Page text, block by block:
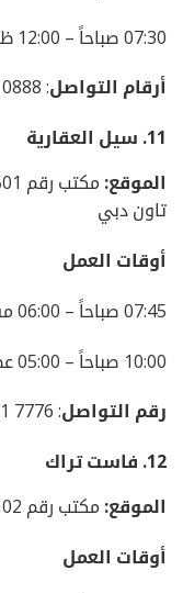
07:30 صباحاً – 12:00 ظهراً (الجمعة)
أرقام التواصل: 0888 441 04 | 8873 645 050
11. سيل العقارية
الموقع:
تاون دبي
أوقات العمل
07:45 صباحاً – 06:00 مساءً (الاثنين – الجمعة)
10:00 صباحاً – 05:00 عصراً (السبت والأحد)
رقم التواصل: 7776 361 04
12. فاست تراك
الموقع:مكتب رقم 102، العطار بزنس سنتر، البرشاء
أوقات العمل